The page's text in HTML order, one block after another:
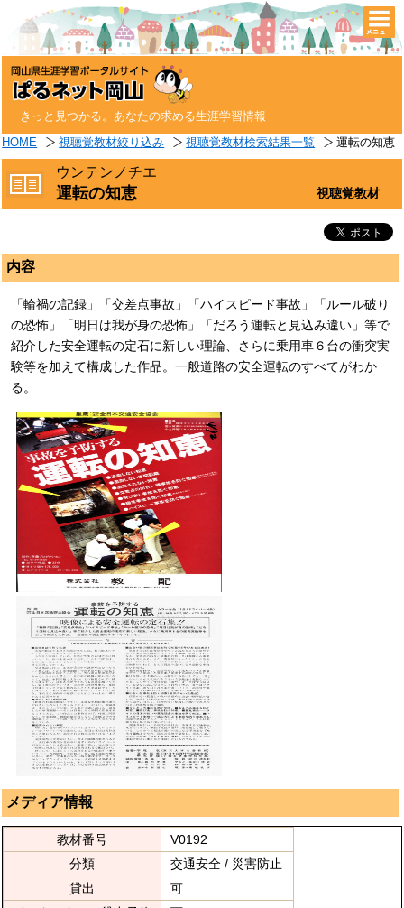
きっと見つかる。あなたの求める生涯学習情報
HOME 視聴覚教材絞り込み 視聴覚教材検索結果一覧 運転の知恵
ウンテンノチエ
運転の知恵 視聴覚教材
内容
「輪禍の記録」「交差点事故」「ハイスピード事故」「ルール破り
の恐怖」「明日は我が身の恐怖」「だろう運転と見込み違い」等で
紹介した安全運転の定石に新しい理論、さらに乗用車６台の衝突実
験等を加えて構成した作品。一般道路の安全運転のすべてがわか
る。
メディア情報
教材番号
V0192
分類
交通安全 / 災害防止
貸出
可